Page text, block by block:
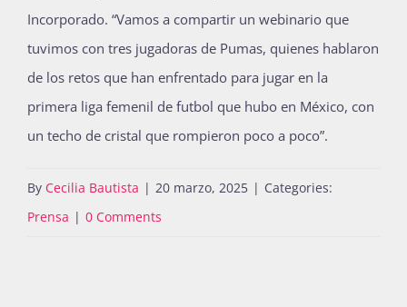
Incorporado. “Vamos a compartir un webinario que
tuvimos con tres jugadoras de Pumas, quienes hablaron
de los retos que han enfrentado para jugar en la
primera liga femenil de futbol que hubo en México, con
un techo de cristal que rompieron poco a poco”.
By Cecilia Bautista | 20 marzo, 2025 | Categories:
Prensa | 0 Comments